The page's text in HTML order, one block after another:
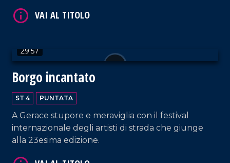
29:57
Borgo incantato
ST 4 PUNTATA
A Gerace stupore e meraviglia con il festival
internazionale degli artisti di strada che giunge
alla 23esima edizione.